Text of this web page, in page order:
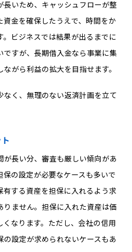
長いため、キャッシュフローが整
資金を確保したうえで、時間をか
。ビジネスでは結果が出るまでに
ですが、長期借入金なら事業に集
がら利益の拡大を目指せます。
なく、無理のない返済計画を立て
長い分、審査も厳しい傾向があ
保の設定が必要なケースも多いで
有する資産を担保に入れるよう求
りません。担保に入れた資産は価
なります。ただし、会社の信用
の設定が求められないケースもあ